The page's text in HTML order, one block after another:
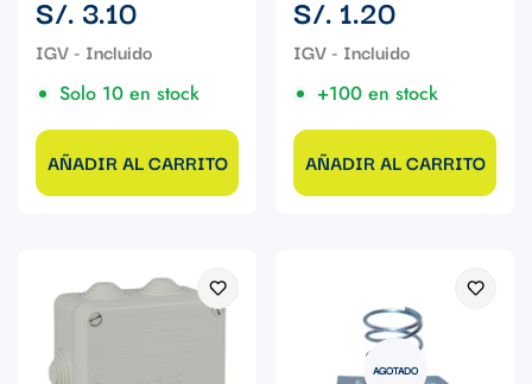
regular
S/. 3.10
Solo 10 en stock
AÑADIR AL CARRITO
regular
S/. 1.20
+100 en stock
AÑADIR AL CARRITO
AGOTADO